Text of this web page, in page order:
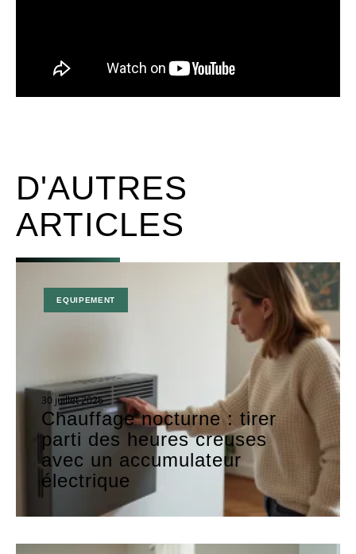
D'AUTRES
ARTICLES
EQUIPEMENT
30 juillet 2026
Chauffage nocturne : tirer
parti des heures creuses
avec un accumulateur
électrique